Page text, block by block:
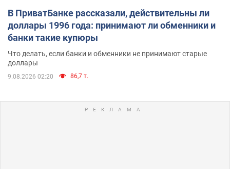
В ПриватБанке рассказали, действительны ли
доллары 1996 года: принимают ли обменники и
банки такие купюры
Что делать, если банки и обменники не принимают старые
доллары
9.08.2026 02:20 86,7 т.